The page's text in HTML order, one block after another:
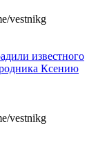
vestnikg
известного
Ксению
vestnikg